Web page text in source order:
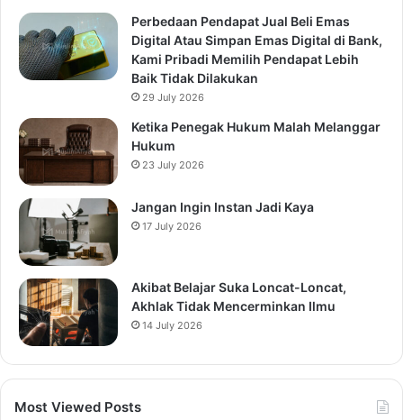
Perbedaan Pendapat Jual Beli Emas
Digital Atau Simpan Emas Digital di Bank,
Kami Pribadi Memilih Pendapat Lebih
Baik Tidak Dilakukan
29 July 2026
Ketika Penegak Hukum Malah Melanggar
Hukum
23 July 2026
Jangan Ingin Instan Jadi Kaya
17 July 2026
Akibat Belajar Suka Loncat-Loncat,
Akhlak Tidak Mencerminkan Ilmu
14 July 2026
Most Viewed Posts